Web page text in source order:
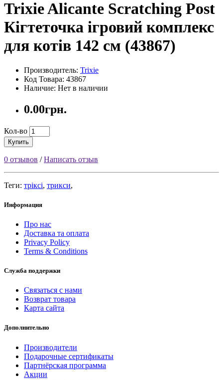
Trixie Alicante Scratching Post
Кігтеточка ігровий комплекс
для котів 142 см (43867)
Производитель: Trixie
Код Товара: 43867
Наличие: Нет в наличии
0.00грн.
Кол-во
Купить
0 отзывов /Написать отзыв
Теги: тріксі, трикси,
Информация
Про нас
Доставка та оплата
Privacy Policy
Terms & Conditions
Служба поддержки
Связаться с нами
Возврат товара
Карта сайта
Дополнительно
Производители
Подарочные сертификаты
Партнёрская программа
Акции